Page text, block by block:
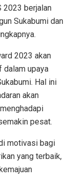
2023 berjalan
Sukabumi dan
2023 akan
dalam upaya
Hal ini
akan
pesat.
motivasi bagi
yang terbaik,